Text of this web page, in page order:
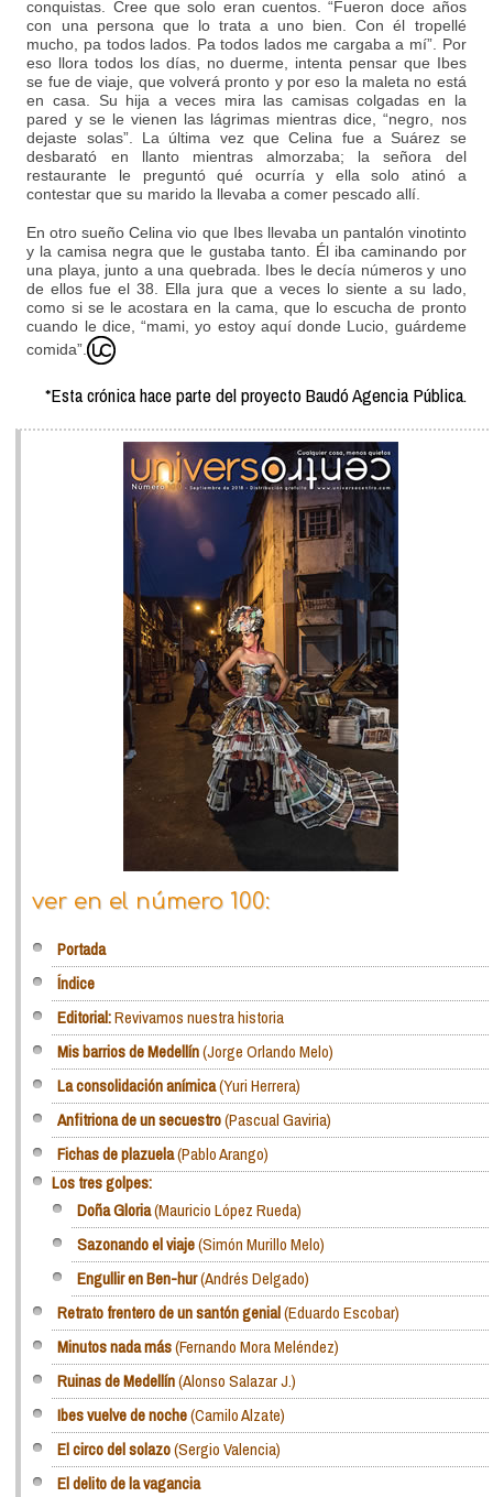
conquistas. Cree que solo eran cuentos. “Fueron doce años
con una persona que lo trata a uno bien. Con él tropellé
mucho, pa todos lados. Pa todos lados me cargaba a mí”. Por
eso llora todos los días, no duerme, intenta pensar que Ibes
se fue de viaje, que volverá pronto y por eso la maleta no está
en casa. Su hija a veces mira las camisas colgadas en la
pared y se le vienen las lágrimas mientras dice, “negro, nos
dejaste solas”. La última vez que Celina fue a Suárez se
desbarató en llanto mientras almorzaba; la señora del
restaurante le preguntó qué ocurría y ella solo atinó a
contestar que su marido la llevaba a comer pescado allí.
En otro sueño Celina vio que Ibes llevaba un pantalón vinotinto
y la camisa negra que le gustaba tanto. Él iba caminando por
una playa, junto a una quebrada. Ibes le decía números y uno
de ellos fue el 38. Ella jura que a veces lo siente a su lado,
como si se le acostara en la cama, que lo escucha de pronto
cuando le dice, “mami, yo estoy aquí donde Lucio, guárdeme
comida”.
*Esta crónica hace parte del proyecto Baudó Agencia Pública.
ver en el número 100:
Portada
Índice
Editorial:Revivamos nuestra historia
Mis barrios de Medellín(Jorge Orlando Melo)
La consolidación anímica(Yuri Herrera)
Anfitriona de un secuestro(Pascual Gaviria)
Fichas de plazuela(Pablo Arango)
Los tres golpes:
Doña Gloria(Mauricio López Rueda)
Sazonando el viaje(Simón Murillo Melo)
Engullir en Ben-hur(Andrés Delgado)
Retrato frentero de un santón genial(Eduardo Escobar)
Minutos nada más(Fernando Mora Meléndez)
Ruinas de Medellín(Alonso Salazar J.)
Ibes vuelve de noche(Camilo Alzate)
El circo del solazo(Sergio Valencia)
El delito de la vagancia